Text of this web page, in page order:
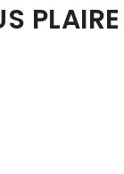
PLAIRE